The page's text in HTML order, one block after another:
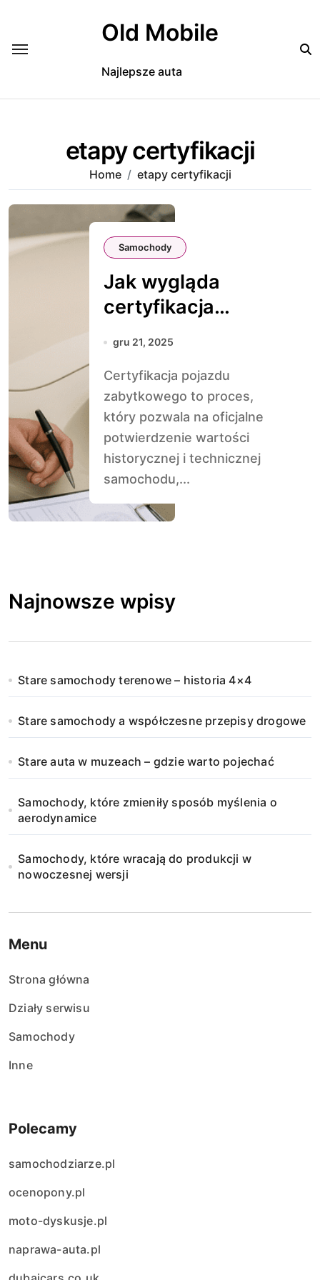
Old Mobile
Najlepsze auta
etapy certyfikacji
Home etapy certyfikacji
Samochody
Jak wygląda
certyfikacja
pojazdu
gru 21, 2025
Certyfikacja pojazdu
zabytkowego to proces,
który pozwala na oficjalne
potwierdzenie wartości
historycznej i technicznej
samochodu,...
Najnowsze wpisy
Stare samochody terenowe – historia 4×4
Stare samochody a współczesne przepisy drogowe
Stare auta w muzeach – gdzie warto pojechać
Samochody, które zmieniły sposób myślenia o
aerodynamice
Samochody, które wracają do produkcji w
nowoczesnej wersji
Menu
Strona główna
Działy serwisu
Samochody
Inne
Polecamy
samochodziarze.pl
ocenopony.pl
moto-dyskusje.pl
naprawa-auta.pl